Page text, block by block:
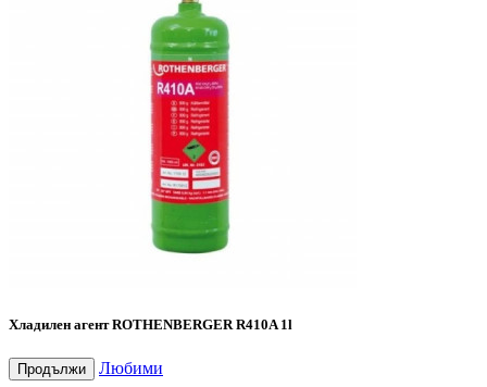
Хладилен агент ROTHENBERGER R410A 1l
Продължи Любими